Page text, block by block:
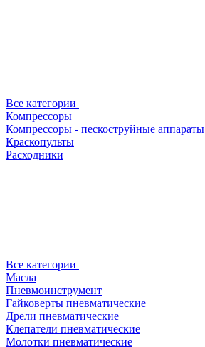
Все категории
Компрессоры
Компрессоры - пескоструйные аппараты
Краскопульты
Расходники
Все категории
Масла
Пневмоинструмент
Гайковерты пневматические
Дрели пневматические
Клепатели пневматические
Молотки пневматические